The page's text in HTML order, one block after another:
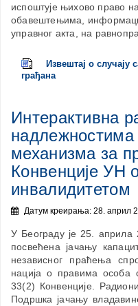
испоштује њихово право
обавештењима,
управног акта, на
Извештај о случају
грађана
Интерактивна
надлежностима
механизма за
Конвенције УН
инвалидитетом
Датум креирања: 28. април
У Београду је 25.
посвећена јачању
независног праћења
нација о правима особа
33(2) Конвенције.
Подршка јачању